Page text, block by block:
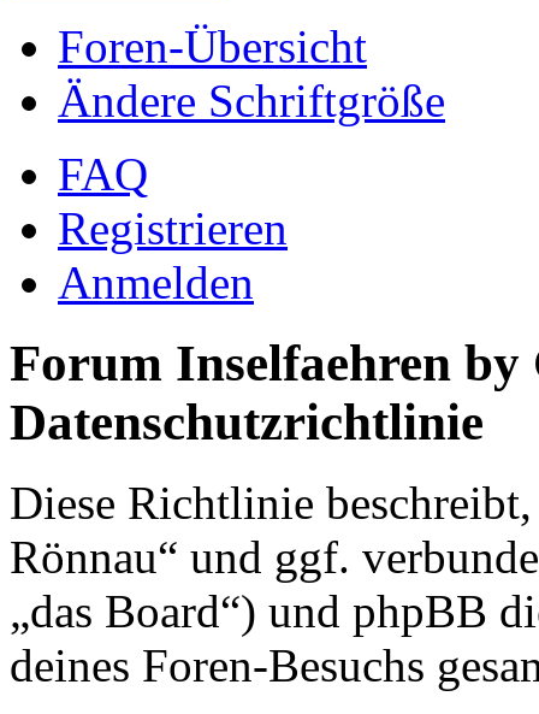
Foren-Übersicht
Ändere Schriftgröße
FAQ
Registrieren
Anmelden
Forum Inselfaehren by
Datenschutzrichtlinie
Diese Richtlinie
Rönnau“ und ggf.
„das Board“) und phpBB
deines Foren-Besuchs